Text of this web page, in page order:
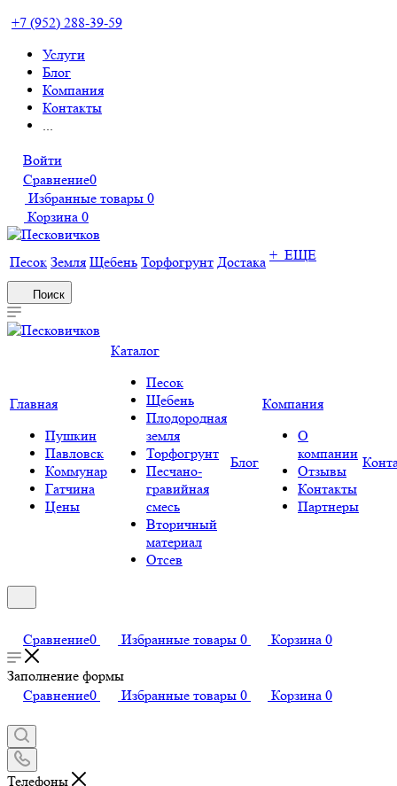
+7 (952) 288-39-59
Услуги
Блог
Компания
Контакты
...
Войти
Сравнение0
Избранные товары 0
Корзина 0
Песок Земля Щебень Торфогрунт Достака + ЕЩЕ
Поиск
Главная
Пушкин
Павловск
Коммунар
Гатчина
Цены
Каталог
Песок
Щебень
Плодородная
земля
Торфогрунт
Песчано-
гравийная
смесь
Вторичный
материал
Отсев
Блог
Компания
О
компании
Отзывы
Контакты
Партнеры
Сравнение0 Избранные товары 0 Корзина 0
Заполнение формы
Сравнение0 Избранные товары 0 Корзина 0
Телефоны